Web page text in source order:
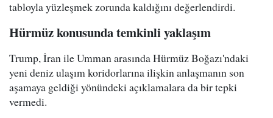
tabloyla yüzleşmek zorunda kaldığını değerlendirdi.
Hürmüz konusunda temkinli yaklaşım
Trump, İran ile Umman arasında Hürmüz Boğazı'ndaki
yeni deniz ulaşım koridorlarına ilişkin anlaşmanın son
aşamaya geldiği yönündeki açıklamalara da bir tepki
vermedi.